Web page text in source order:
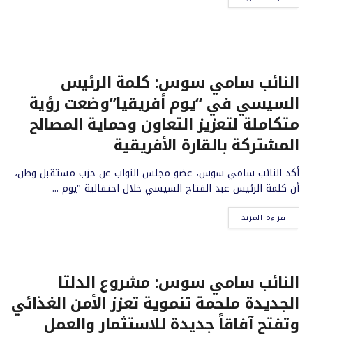
النائب سامي سوس: كلمة الرئيس
السيسي في “يوم أفريقيا”وضعت رؤية
متكاملة لتعزيز التعاون وحماية المصالح
المشتركة بالقارة الأفريقية
أكد النائب سامي سوس، عضو مجلس النواب عن حزب مستقبل وطن،
أن كلمة الرئيس عبد الفتاح السيسي خلال احتفالية "يوم ...
قراءة المزيد
النائب سامي سوس: مشروع الدلتا
الجديدة ملحمة تنموية تعزز الأمن الغذائي
وتفتح آفاقاً جديدة للاستثمار والعمل